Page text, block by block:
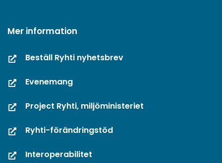
Mer information
Beställ Ryhti nyhetsbrev
Evenemang
Project Ryhti, miljöministeriet
Ryhti-förändringstöd
Interoperabilitet